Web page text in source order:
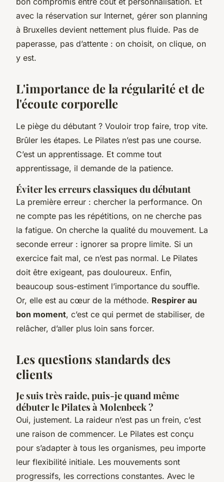
avec la réservation sur Internet, gérer son planning
à Bruxelles devient nettement plus fluide. Pas de
paperasse, pas d’attente : on choisit, on clique, on
y est.
L'importance de la régularité et de
l'écoute corporelle
Le piège du débutant ? Vouloir trop faire, trop vite.
Brûler les étapes. Le Pilates n’est pas une course.
C’est un apprentissage. Et comme tout
apprentissage, il demande de la patience.
Éviter les erreurs classiques du débutant
La première erreur : chercher la performance. On
ne compte pas les répétitions, on ne cherche pas
la fatigue. On cherche la qualité du mouvement. La
seconde erreur : ignorer sa propre limite. Si un
exercice fait mal, ce n’est pas normal. Le Pilates
doit être exigeant, pas douloureux. Enfin,
beaucoup sous-estiment l’importance du souffle.
Or, elle est au cœur de la méthode. Respirer au
bon moment, c’est ce qui permet de stabiliser, de
relâcher, d’aller plus loin sans forcer.
Les questions standards des
clients
Je suis très raide, puis-je quand même
débuter le Pilates à Molenbeek ?
Oui, justement. La raideur n’est pas un frein, c’est
une raison de commencer. Le Pilates est conçu
pour s’adapter à tous les organismes, peu importe
leur flexibilité initiale. Les mouvements sont
progressifs, les corrections constantes. Avec le